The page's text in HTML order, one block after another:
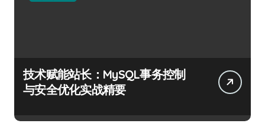
技术赋能站长：MySQL事务控制
与安全优化实战精要